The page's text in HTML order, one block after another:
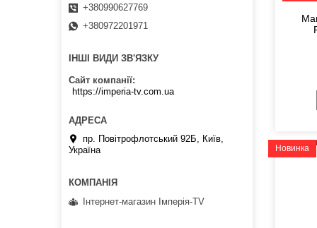
Новинка
+380990627769
+380972201971
ІНШІ ВИДИ ЗВ'ЯЗКУ
Сайт компанії
https://imperia-tv.com.ua
пр. Повітрофлотський 92Б, Київ,
Україна
Інтернет-магазин Імперія-TV